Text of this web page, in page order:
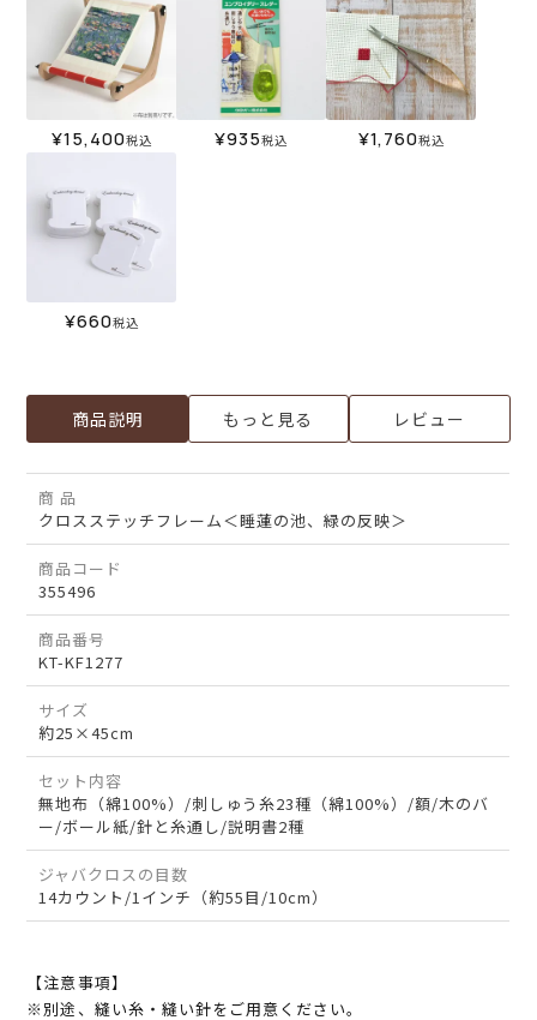
¥15,400税込 ¥935税込 ¥1,760税込
¥660税込
商品説明 もっと見る レビュー
商 品
クロスステッチフレーム＜睡蓮の池、緑の反映＞
商品コード
355496
商品番号
KT-KF1277
サイズ
約25×45cm
セット内容
無地布（綿100%）/刺しゅう糸23種（綿100%）/額/木のバ
ー/ボール紙/針と糸通し/説明書2種
ジャバクロスの目数
14カウント/1インチ（約55目/10cm）
【注意事項】
※別途、縫い糸・縫い針をご用意ください。